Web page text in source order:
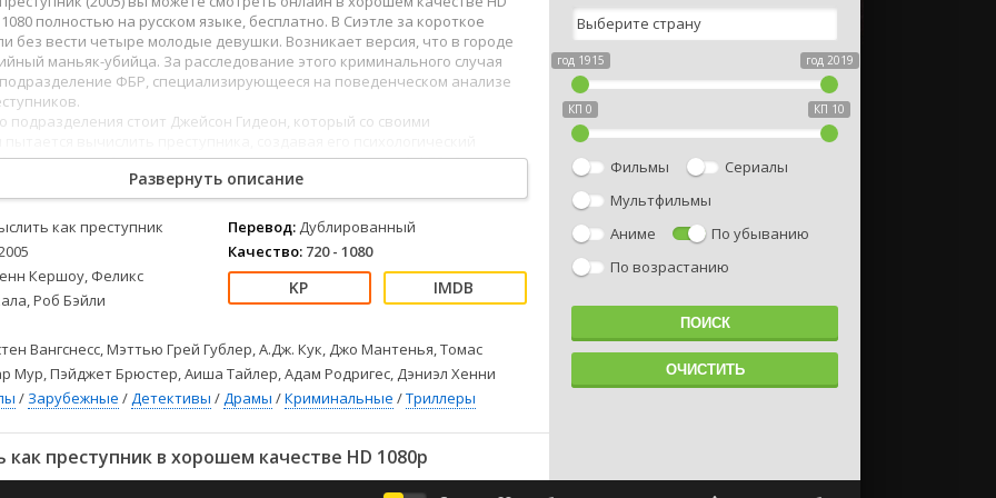
Детские
Драмы
Комедии
Спорт
Триллеры
Ужасы
Фантастика
2022
2021
Русские
Фильмы из соцетей
1080 полностью на русском языке, бесплатно. В Сиэтле за короткое
без вести четыре молодые девушки. Возникает версия, что в городе
маньяк-убийца. За расследование этого криминального случая
ФБР, специализирующееся на поведенческом анализе
подразделения стоит Джейсон Гидеон, который со своими
- не частый гость криминалистических лабораторий ФБР. Он и его
на места преступлений, опрашивают свидетелей, анализируют и
сторону жизни преступника.
Развернуть описание
как преступник
Кершоу, Феликс
Роб Бэйли
Перевод: Дублированный
Качество: 720 - 1080
Вангснесс, Мэттью Грей Гублер, А.Дж. Кук, Джо Мантенья, Томас
Мур, Пэйджет Брюстер, Аиша Тайлер, Адам Родригес, Дэниэл Хенни
/ Зарубежные /Детективы /Драмы /Криминальные /Триллеры
преступник в хорошем качестве HD 1080p
год 1915 год 2019
КП 0 КП 10
Фильмы
Сериалы
Мультфильмы
Аниме
По убыванию
По возрастанию